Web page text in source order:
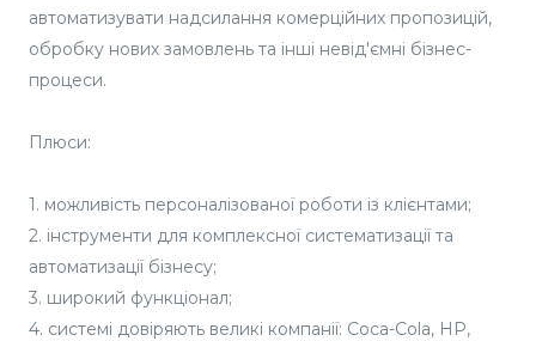
автоматизувати надсилання комерційних пропозицій,
обробку нових замовлень та інші невід'ємні бізнес-
процеси.
Плюси:
1. можливість персоналізованої роботи із клієнтами;
2. інструменти для комплексної систематизації та
автоматизації бізнесу;
3. широкий функціонал;
4. системі довіряють великі компанії: Coca-Cola, HP,